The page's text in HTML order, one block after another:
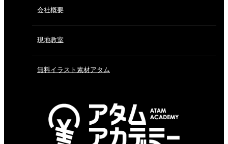
会社概要
現地教室
無料イラスト素材アタム